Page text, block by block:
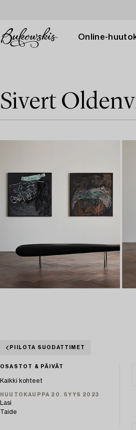
Online-
Sivert
PIILOTA SUODATTIMET
OSASTOT & PÄIVÄT
Kaikki kohteet
HUUTOKAUPPA 20. SYYS 2023
Lasi
Taide